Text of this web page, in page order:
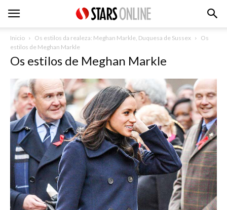
Inicio Os estilos da realeza: Meghan Markle, Duquesa de Sussex
Os
estilos de Meghan Markle
Os estilos de Meghan Markle